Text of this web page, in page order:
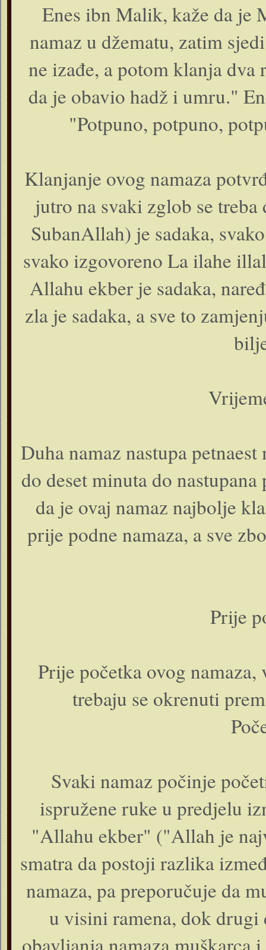
Enes ibn Malik, kaže da je
namaz u džematu, zatim
ne izađe, a potom klanja dva
da je obavio hadž i umru."
"Potpuno, potpuno,
Klanjanje ovog namaza
jutro na svaki zglob se
SubanAllah) je sadaka,
svako izgovoreno La ilahe
Allahu ekber je sadaka,
zla je sadaka, a sve to
Duha namaz nastupa
do deset minuta do
da je ovaj namaz najbolje
prije podne namaza, a sve
Prije
Prije početka ovog
trebaju se okrenuti
Svaki namaz počinje
ispružene ruke u predjelu
"Allahu ekber" ("Allah je
smatra da postoji razlika
namaza, pa preporučuje da
u visini ramena, dok drugi
obavljanja namaza muškarca